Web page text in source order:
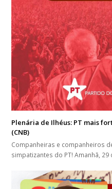
Plenária de Ilhéus: PT mais
(CNB)
Companheiras e companheiros
simpatizantes do PT! Amanhã, 29